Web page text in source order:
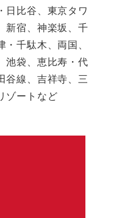
日比谷、東京タワ
新宿、神楽坂、千
千駄木、両国、
池袋、恵比寿・代
谷線、吉祥寺、三
ゾートなど